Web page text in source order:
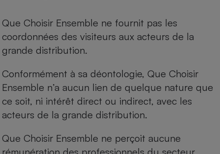
Que Choisir Ensemble ne fournit pas les
coordonnées des visiteurs aux acteurs de la
grande distribution.
Conformément à sa déontologie, Que Choisir
Ensemble n’a aucun lien de quelque nature que
ce soit, ni intérêt direct ou indirect, avec les
acteurs de la grande distribution.
Que Choisir Ensemble ne perçoit aucune